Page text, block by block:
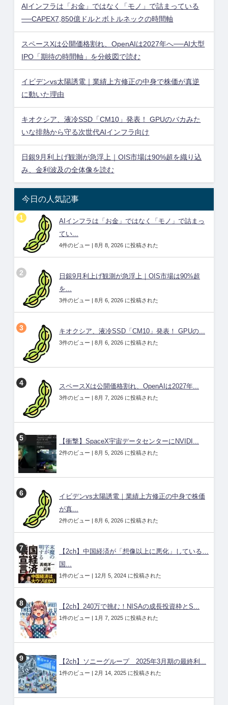
AIインフラは「お金」ではなく「モノ」で詰まっている
──CAPEX7,850億ドルとボトルネックの時間軸
スペースXは公開価格割れ、OpenAIは2027年へ──AI大型
IPO「期待の時間軸」を分岐図で読む
イビデンvs太陽誘電｜業績上方修正の中身で株価が真逆
に動いた理由
キオクシア、液冷SSD「CM10」発表！ GPUのバカみた
いな排熱から守る次世代AIインフラ向け
日銀9月利上げ観測が急浮上｜OIS市場は90%超を織り込
み、金利波及の全体像を読む
今日の人気記事
AIインフラは「お金」ではなく「モノ」で詰まっ
てい...
4件のビュー | 8月 8, 2026 に投稿された
日銀9月利上げ観測が急浮上｜OIS市場は90%超
を...
3件のビュー | 8月 6, 2026 に投稿された
キオクシア、液冷SSD「CM10」発表！ GPUの...
3件のビュー | 8月 6, 2026 に投稿された
スペースXは公開価格割れ、OpenAIは2027年...
3件のビュー | 8月 7, 2026 に投稿された
【衝撃】SpaceX宇宙データセンターにNVIDI...
2件のビュー | 8月 5, 2026 に投稿された
イビデンvs太陽誘電｜業績上方修正の中身で株価
が真...
2件のビュー | 8月 6, 2026 に投稿された
【2ch】中国経済が「想像以上に悪化」している…
国...
1件のビュー | 12月 5, 2024 に投稿された
【2ch】240万で挑む！NISAの成長投資枠とS...
1件のビュー | 1月 7, 2025 に投稿された
【2ch】ソニーグループ 2025年3月期の最終利...
1件のビュー | 2月 14, 2025 に投稿された